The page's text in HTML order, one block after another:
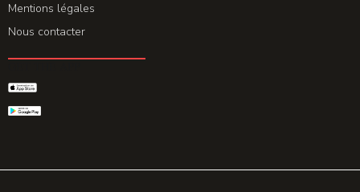
Mentions légales
Nous contacter